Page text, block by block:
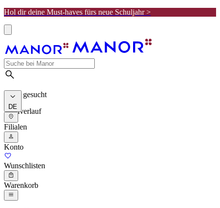
Hol dir deine Must-haves fürs neue Schuljahr >
Meist gesucht
Suchverlauf
DE
Filialen
Konto
Wunschlisten
Warenkorb